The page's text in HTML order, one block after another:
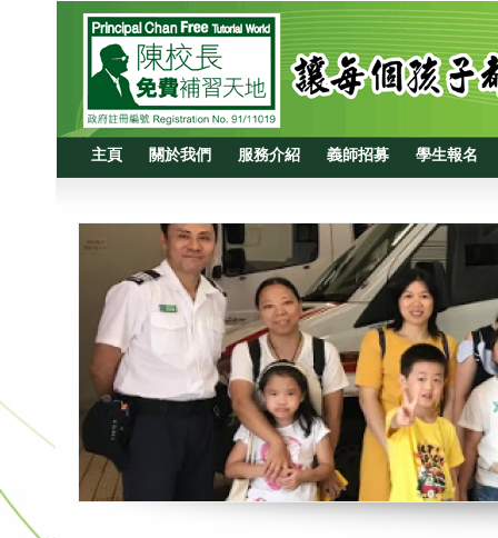
主頁 關於我們 服務介紹 義師招募 學生報名